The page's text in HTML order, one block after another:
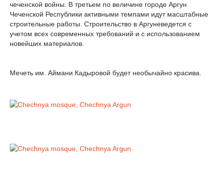
чеченской войны. В третьем по величине городе Аргун
Чеченской Республики активными темпами идут масштабные
строительные работы. Строительство в Аргуневедется с
учетом всех современных требований и с использованием
новейших материалов.
Мечеть им. Аймани Кадыровой будет необычайно красива.